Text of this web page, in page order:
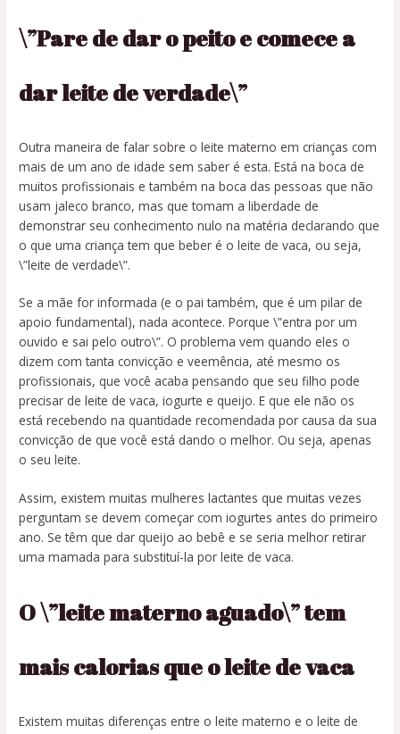
\”Pare de dar o peito e comece a
dar leite de verdade\”
Outra maneira de falar sobre o leite materno em crianças com
mais de um ano de idade sem saber é esta. Está na boca de
muitos profissionais e também na boca das pessoas que não
usam jaleco branco, mas que tomam a liberdade de
demonstrar seu conhecimento nulo na matéria declarando que
o que uma criança tem que beber é o leite de vaca, ou seja,
\”leite de verdade\”.
Se a mãe for informada (e o pai também, que é um pilar de
apoio fundamental), nada acontece. Porque \”entra por um
ouvido e sai pelo outro\”. O problema vem quando eles o
dizem com tanta convicção e veemência, até mesmo os
profissionais, que você acaba pensando que seu filho pode
precisar de leite de vaca, iogurte e queijo. E que ele não os
está recebendo na quantidade recomendada por causa da sua
convicção de que você está dando o melhor. Ou seja, apenas
o seu leite.
Assim, existem muitas mulheres lactantes que muitas vezes
perguntam se devem começar com iogurtes antes do primeiro
ano. Se têm que dar queijo ao bebê e se seria melhor retirar
uma mamada para substituí-la por leite de vaca.
O \”leite materno aguado\” tem
mais calorias que o leite de vaca
Existem muitas diferenças entre o leite materno e o leite de